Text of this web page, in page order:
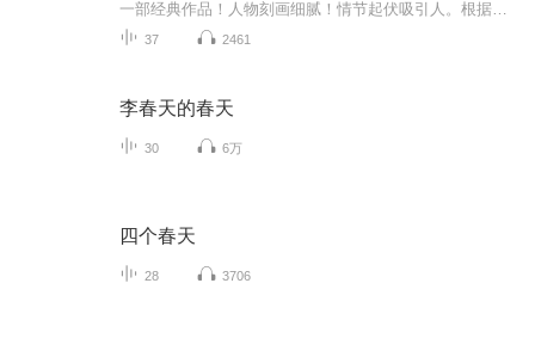
37 2461
李春天的春天
30 6万
四个春天
28 3706